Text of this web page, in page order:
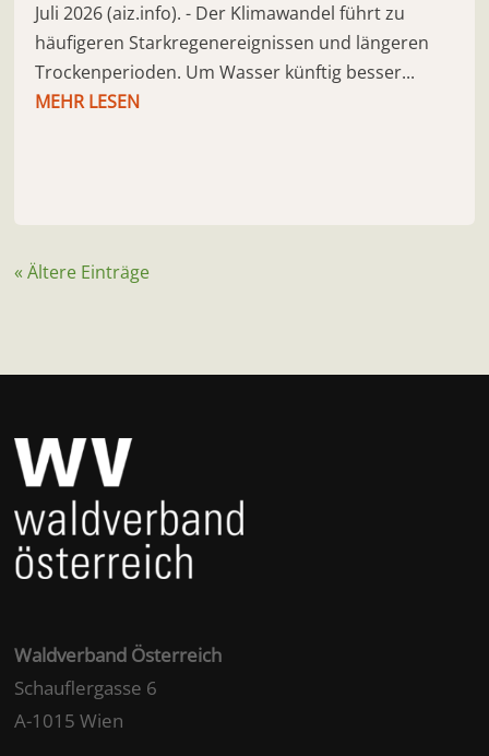
Juli 2026 (aiz.info). - Der Klimawandel führt zu
häufigeren Starkregenereignissen und längeren
Trockenperioden. Um Wasser künftig besser...
MEHR LESEN
« Ältere Einträge
Waldverband Österreich
Schauflergasse 6
A-1015 Wien